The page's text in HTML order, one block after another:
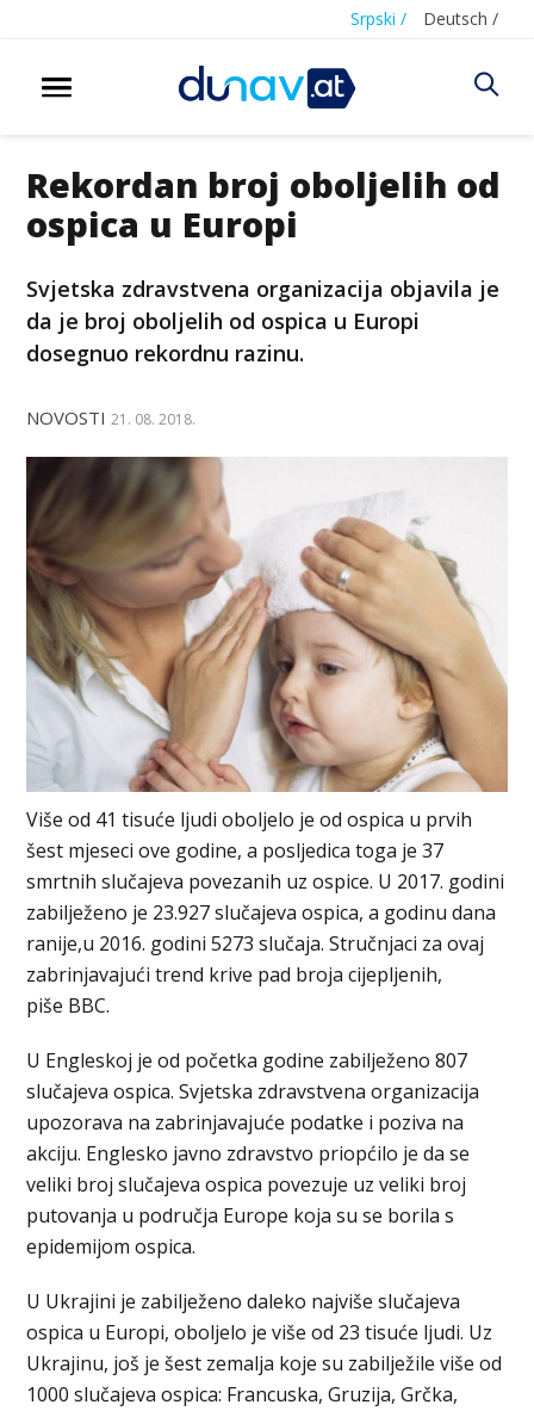
Srpski / Deutsch /
Rekordan broj oboljelih od
ospica u Europi
Svjetska zdravstvena organizacija objavila je
da je broj oboljelih od ospica u Europi
dosegnuo rekordnu razinu.
NOVOSTI 21. 08. 2018.
Više od 41 tisuće ljudi oboljelo je od ospica u prvih
šest mjeseci ove godine, a posljedica toga je 37
smrtnih slučajeva povezanih uz ospice. U 2017. godini
zabilježeno je 23.927 slučajeva ospica, a godinu dana
ranije,u 2016. godini 5273 slučaja. Stručnjaci za ovaj
zabrinjavajući trend krive pad broja cijepljenih,
piše BBC.
U Engleskoj je od početka godine zabilježeno 807
slučajeva ospica. Svjetska zdravstvena organizacija
upozorava na zabrinjavajuće podatke i poziva na
akciju. Englesko javno zdravstvo priopćilo je da se
veliki broj slučajeva ospica povezuje uz veliki broj
putovanja u područja Europe koja su se borila s
epidemijom ospica.
U Ukrajini je zabilježeno daleko najviše slučajeva
ospica u Europi, oboljelo je više od 23 tisuće ljudi. Uz
Ukrajinu, još je šest zemalja koje su zabilježile više od
1000 slučajeva ospica: Francuska, Gruzija, Grčka,